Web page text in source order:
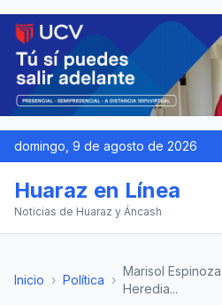
domingo, 9 de agosto de 2026
Huaraz en Línea
Noticias de Huaraz y Áncash
Inicio › Política ›
Marisol
Heredia...